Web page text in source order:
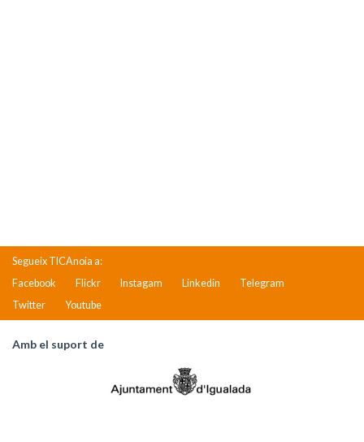
Segueix TICAnoia a:
Facebook
Flickr Instagam Linkedin
Telegram
Twitter
Youtube
Amb el suport de